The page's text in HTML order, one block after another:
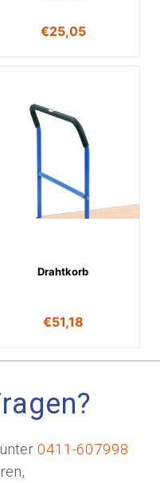
€25,05
Drahtkorb
€51,18
0411-607998